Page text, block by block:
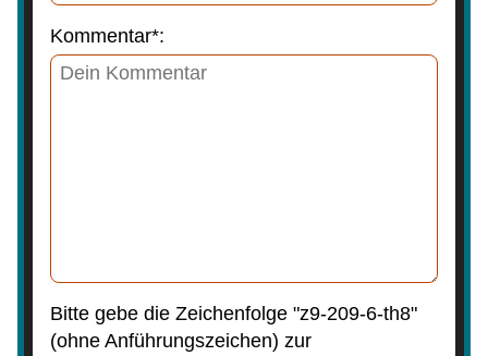
Kommentar*:
Bitte gebe die Zeichenfolge "z9-209-6-th8"
(ohne Anführungszeichen) zur